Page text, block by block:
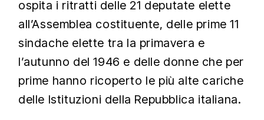
ospita i ritratti delle 21 deputate elette
all’Assemblea costituente, delle prime 11
sindache elette tra la primavera e
l’autunno del 1946 e delle donne che per
prime hanno ricoperto le più alte cariche
delle Istituzioni della Repubblica italiana.